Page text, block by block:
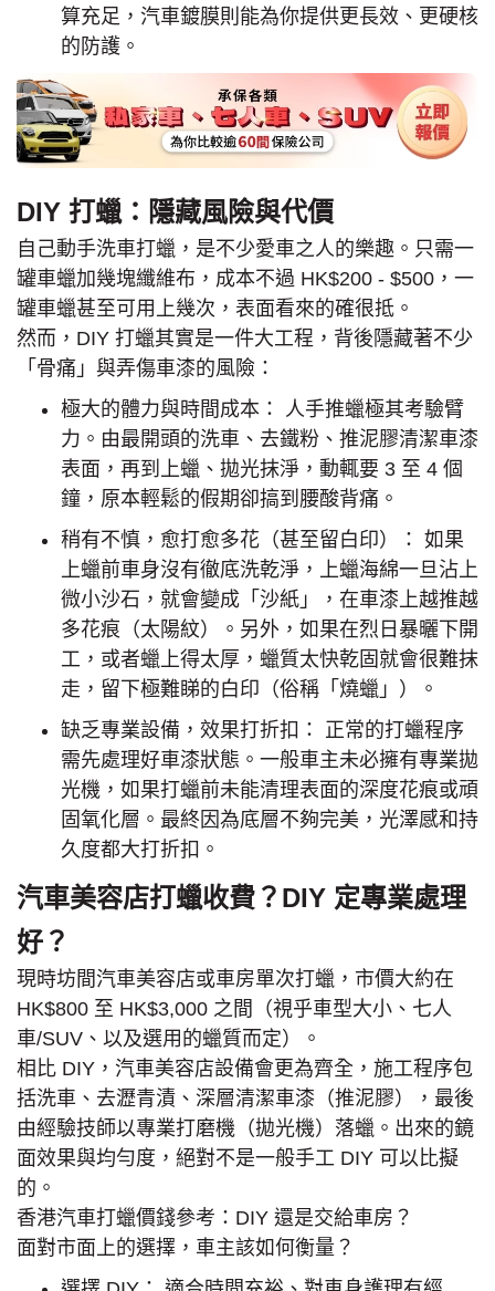
算充足，汽車鍍膜則能為你提供更長效、更硬核
的防護。
DIY 打蠟：隱藏風險與代價
自己動手洗車打蠟，是不少愛車之人的樂趣。只需一
罐車蠟加幾塊纖維布，成本不過 HK$200 - $500，一
罐車蠟甚至可用上幾次，表面看來的確很抵。
然而，DIY 打蠟其實是一件大工程，背後隱藏著不少
「骨痛」與弄傷車漆的風險：
極大的體力與時間成本： 人手推蠟極其考驗臂
力。由最開頭的洗車、去鐵粉、推泥膠清潔車漆
表面，再到上蠟、拋光抹淨，動輒要 3 至 4 個
鐘，原本輕鬆的假期卻搞到腰酸背痛。
稍有不慎，愈打愈多花（甚至留白印）： 如果
上蠟前車身沒有徹底洗乾淨，上蠟海綿一旦沾上
微小沙石，就會變成「沙紙」，在車漆上越推越
多花痕（太陽紋）。另外，如果在烈日暴曬下開
工，或者蠟上得太厚，蠟質太快乾固就會很難抹
走，留下極難睇的白印（俗稱「燒蠟」）。
缺乏專業設備，效果打折扣： 正常的打蠟程序
需先處理好車漆狀態。一般車主未必擁有專業拋
光機，如果打蠟前未能清理表面的深度花痕或頑
固氧化層。最終因為底層不夠完美，光澤感和持
久度都大打折扣。
汽車美容店打蠟收費？DIY 定專業處理
好？
現時坊間汽車美容店或車房單次打蠟，市價大約在
HK$800 至 HK$3,000 之間（視乎車型大小、七人
車/SUV、以及選用的蠟質而定）。
相比 DIY，汽車美容店設備會更為齊全，施工程序包
括洗車、去瀝青漬、深層清潔車漆（推泥膠），最後
由經驗技師以專業打磨機（拋光機）落蠟。出來的鏡
面效果與均勻度，絕對不是一般手工 DIY 可以比擬
的。
香港汽車打蠟價錢參考：DIY 還是交給車房？
面對市面上的選擇，車主該如何衡量？